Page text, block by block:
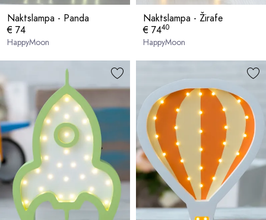
Naktslampa - Panda
€ 74
HappyMoon
Naktslampa - Žirafe
€ 7440
HappyMoon